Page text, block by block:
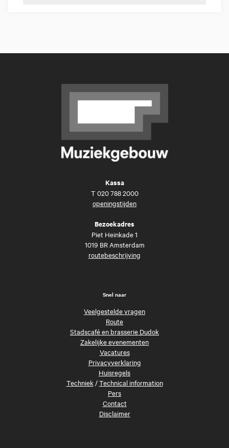
Kassa
T 020 788 2000
openingstijden
Bezoekadres
Piet Heinkade 1
1019 BR Amsterdam
routebeschrijving
Snel naar
Veelgestelde vragen
Route
Stadscafé en brasserie Dudok
Zakelijke evenementen
Vacatures
Privacyverklaring
Huisregels
Techniek/Technical information
Pers
Contact
Disclaimer